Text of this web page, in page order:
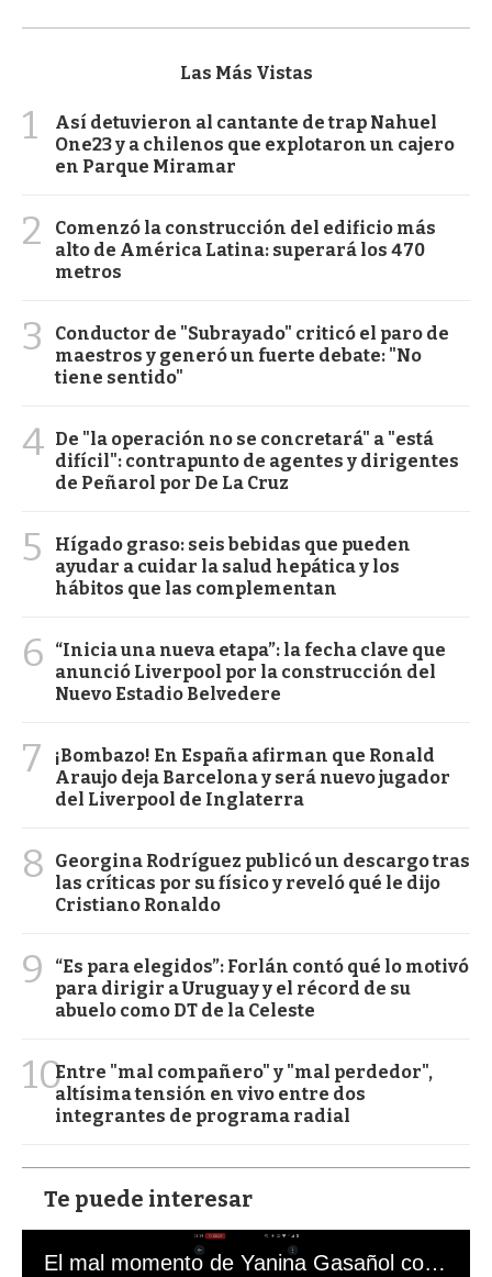
Las Más Vistas
1
Así detuvieron al cantante de trap Nahuel
One23 y a chilenos que explotaron un cajero
en Parque Miramar
2
Comenzó la construcción del edificio más
alto de América Latina: superará los 470
metros
3
Conductor de "Subrayado" criticó el paro de
maestros y generó un fuerte debate: "No
tiene sentido"
4 De "la operación no se concretará" a "está
difícil": contrapunto de agentes y dirigentes
de Peñarol por De La Cruz
5
Hígado graso: seis bebidas que pueden
ayudar a cuidar la salud hepática y los
hábitos que las complementan
6
“Inicia una nueva etapa”: la fecha clave que
anunció Liverpool por la construcción del
Nuevo Estadio Belvedere
7
¡Bombazo! En España afirman que Ronald
Araujo deja Barcelona y será nuevo jugador
del Liverpool de Inglaterra
8
Georgina Rodríguez publicó un descargo tras
las críticas por su físico y reveló qué le dijo
Cristiano Ronaldo
9
“Es para elegidos”: Forlán contó qué lo motivó
para dirigir a Uruguay y el récord de su
abuelo como DT de la Celeste
10Entre "mal compañero" y "mal perdedor",
altísima tensión en vivo entre dos
integrantes de programa radial
Te puede interesar
El mal momento de Yanina Gasañol con un hincha argentino en "Subrayado"